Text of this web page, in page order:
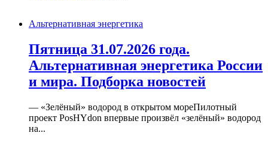
Альтернативная энергетика
Пятница 31.07.2026 года.
Альтернативная энергетика России
и мира. Подборка новостей
— «Зелёный» водород в открытом мореПилотный
проект PosHYdon впервые произвёл «зелёный» водород
на...